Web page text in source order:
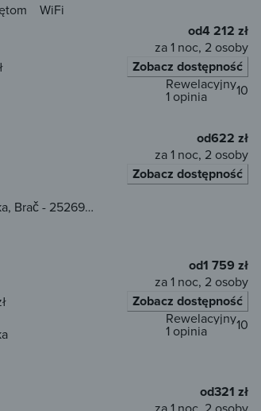
WiFi
od4 212 zł
za 1 noc, 2 osoby
Zobacz dostępność
10
Rewelacyjny
1 opinia
od622 zł
za 1 noc, 2 osoby
Zobacz dostępność
Brač - 25269
od1 759 zł
za 1 noc, 2 osoby
Zobacz dostępność
10
Rewelacyjny
1 opinia
od321 zł